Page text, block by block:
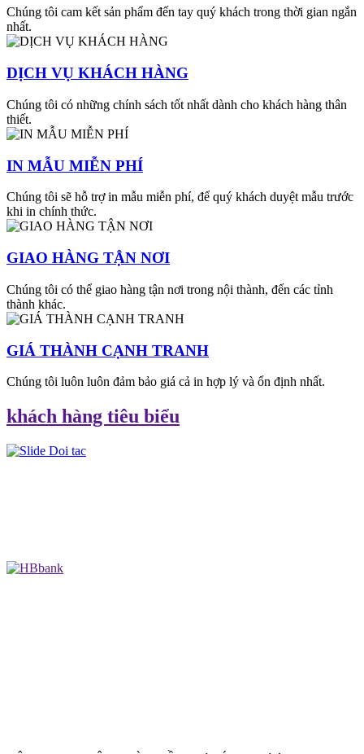
Chúng tôi cam kết sản phẩm đến tay quý khách trong thời gian ngắn
nhất.
DỊCH VỤ KHÁCH HÀNG
Chúng tôi có những chính sách tốt nhất dành cho khách hàng thân
thiết.
IN MẪU MIỄN PHÍ
Chúng tôi sẽ hỗ trợ in mẫu miễn phí, để quý khách duyệt mẫu trước
khi in chính thức.
GIAO HÀNG TẬN NƠI
Chúng tôi có thể giao hàng tận nơi trong nội thành, đến các tỉnh
thành khác.
GIÁ THÀNH CẠNH TRANH
Chúng tôi luôn luôn đảm bảo giá cả in hợp lý và ổn định nhất.
khách hàng tiêu biểu